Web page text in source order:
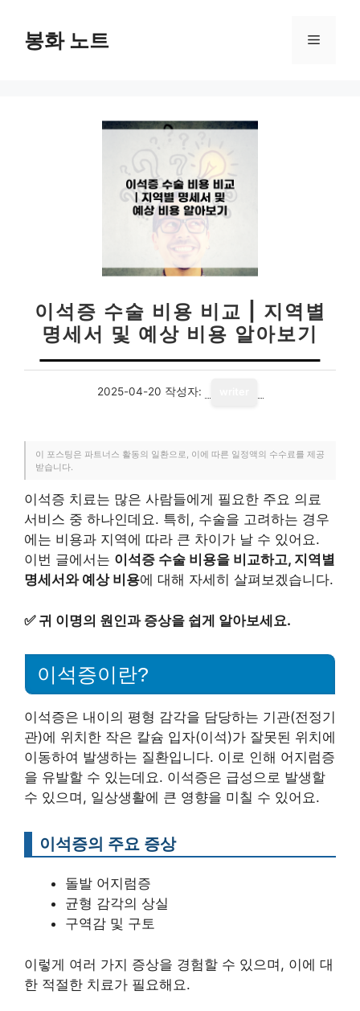
봉화 노트 메
이석증 수술 비용 비교 | 지역별
명세서 및 예상 비용 알아보기
2025-04-20 작성자:
이 포스팅은 파트너스 활동의 일환으로, 이에 따른 일정액의 수수료를 제공
받습니다.
이석증 치료는 많은 사람들에게 필요한 주요 의료
서비스 중 하나인데요. 특히, 수술을 고려하는 경우
에는 비용과 지역에 따라 큰 차이가 날 수 있어요.
이번 글에서는 이석증 수술 비용을 비교하고, 지역별
명세서와 예상 비용에 대해 자세히 살펴보겠습니다.
✅ 귀 이명의 원인과 증상을 쉽게 알아보세요.
이석증이란?
이석증은 내이의 평형 감각을 담당하는 기관(전정기
관)에 위치한 작은 칼슘 입자(이석)가 잘못된 위치에
이동하여 발생하는 질환입니다. 이로 인해 어지럼증
을 유발할 수 있는데요. 이석증은 급성으로 발생할
수 있으며, 일상생활에 큰 영향을 미칠 수 있어요.
이석증의 주요 증상
돌발 어지럼증
균형 감각의 상실
구역감 및 구토
이렇게 여러 가지 증상을 경험할 수 있으며, 이에 대
한 적절한 치료가 필요해요.